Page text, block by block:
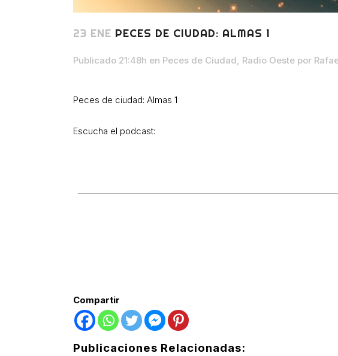
23 ENE PECES DE CIUDAD: ALMAS 1
Publicado 21:48h en Peces de Ciudad, Radio Oeste por
Peces de ciudad: Almas 1
Escucha el podcast:
Compartir
Publicaciones Relacionadas: